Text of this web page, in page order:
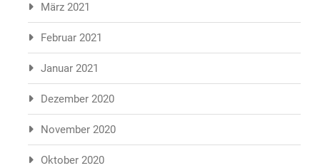
März 2021
Februar 2021
Januar 2021
Dezember 2020
November 2020
Oktober 2020